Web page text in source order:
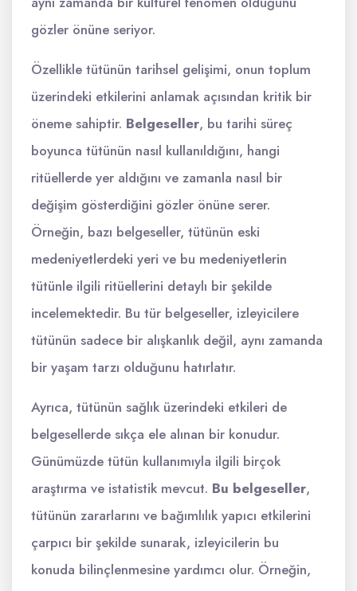
gözler önüne seriyor.
Özellikle tütünün tarihsel gelişimi, onun toplum
üzerindeki etkilerini anlamak açısından kritik bir
öneme sahiptir. Belgeseller, bu tarihi süreç
boyunca tütünün nasıl kullanıldığını, hangi
ritüellerde yer aldığını ve zamanla nasıl bir
değişim gösterdiğini gözler önüne serer.
Örneğin, bazı belgeseller, tütünün eski
medeniyetlerdeki yeri ve bu medeniyetlerin
tütünle ilgili ritüellerini detaylı bir şekilde
incelemektedir. Bu tür belgeseller, izleyicilere
tütünün sadece bir alışkanlık değil, aynı zamanda
bir yaşam tarzı olduğunu hatırlatır.
Ayrıca, tütünün sağlık üzerindeki etkileri de
belgesellerde sıkça ele alınan bir konudur.
Günümüzde tütün kullanımıyla ilgili birçok
araştırma ve istatistik mevcut. Bu belgeseller,
tütünün zararlarını ve bağımlılık yapıcı etkilerini
çarpıcı bir şekilde sunarak, izleyicilerin bu
konuda bilinçlenmesine yardımcı olur. Örneğin,